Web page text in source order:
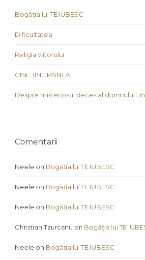
Bogăția lui TE IUBESC
Dificultatea
Religia viitorului
CINE ȚINE PÂINEA
Despre misteriosul deces al domnului
Comentarii
Neele on Bogăția lui TE IUBESC
Neele on Bogăția lui TE IUBESC
Neele on Bogăția lui TE IUBESC
Christian Tzurcanu on Bogăția lui TE
Neele on Bogăția lui TE IUBESC